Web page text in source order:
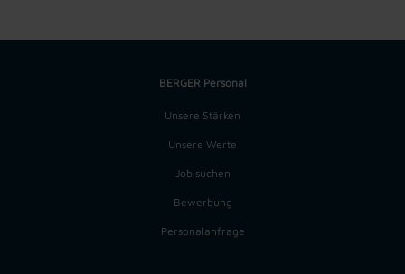
BERGER Personal
Unsere Stärken
Unsere Werte
Job suchen
Bewerbung
Personalanfrage